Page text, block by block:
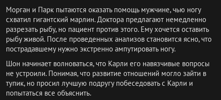
Морган и Парк пытаются оказать помощь мужчине, чью ногу
схватил гигантский марлин. Доктора предлагают немедленно
разрезать рыбу, но пациент против этого. Ему хочется оставить
рыбу живой. После проведенных анализов становится ясно, что
пострадавшему нужно экстренно ампутировать ногу.
Шон начинает волноваться, что Карли его навязчивые вопросы
не устроили. Понимая, что развитие отношений могло зайти в
тупик, но просил лучшую подругу побеседовать с Карли и
попытаться все объяснить.